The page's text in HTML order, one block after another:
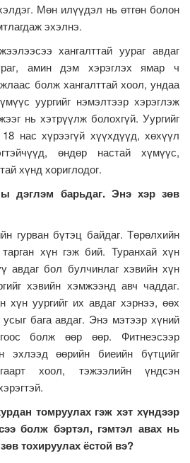
Мөн илүүдэл нь өтгөн болон
эхэлнэ.
хангалттай уураг авдаг
амин дэм хэрэглэх ямар ч
болж хангалттай хоол, ундаа
уургийг нэмэлтээр хэрэглэж
нь хэтрүүлж болохгүй. Уургийг
нас хүрээгүй хүүхдүүд, хөхүүл
өндөр настай хүмүүс,
хүнд хориглодог.
дэглэм барьдаг. Энэ хэр зөв
гурван бүтэц байдаг. Төрөлхийн
хүн гэж бий. Туранхай хүн
авдаг бол булчинлаг хэвийн хүн
хэвийн хэмжээнд авч чаддаг.
хүн уургийг их авдаг хэрнээ, өөх
бага авдаг. Энэ мэтээр хүний
болж өөр өөр. Фитнеэсээр
эхлээд өөрийн биеийн бүтцийг
хоол, тэжээлийн үндсэн
томруулах гэж хэт хүндээр
болж бэртэл, гэмтэл авах нь
тохируулах ёстой вэ?